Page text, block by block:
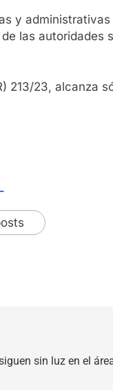
y
las
213/23, alcanza
sin luz en el